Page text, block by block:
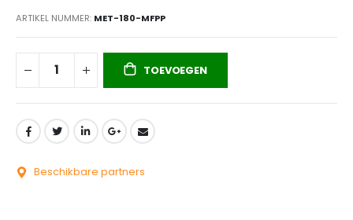
ARTIKEL NUMMER MET-180-MFPP
TOEVOEGEN
Beschikbare partners